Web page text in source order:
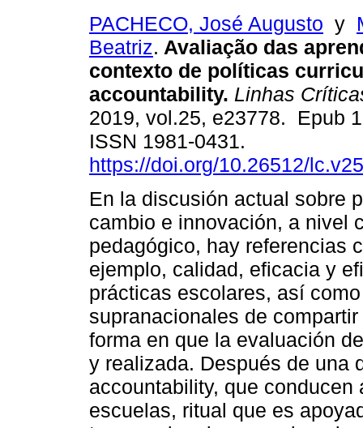
PACHECO, José Augusto y
Beatriz. Avaliação das
contexto de políticas
accountability. Linhas
2019, vol.25, e23778. Epub
ISSN 1981-0431.
https://doi.org/10.26512/
En la discusión actual sobre
cambio e innovación, a nivel
pedagógico, hay referencias
ejemplo, calidad, eficacia y
prácticas escolares, así
supranacionales de
forma en que la evaluación
y realizada. Después de una
accountability, que
escuelas, ritual que es